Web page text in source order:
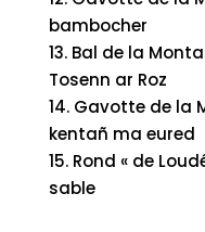
bambocher
13. Bal de la
Tosenn ar Roz
14. Gavotte de la
kentañ ma eured
15. Rond « de
sable